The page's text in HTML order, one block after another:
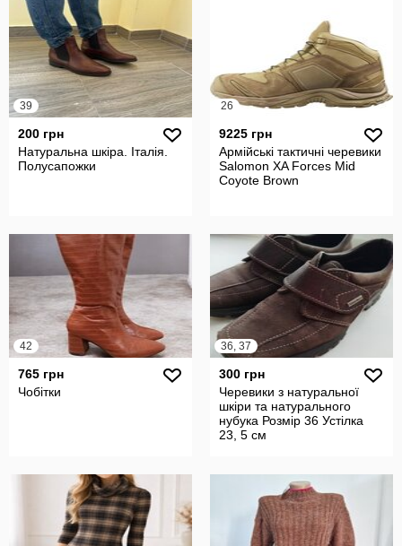
39
200 грн
Натуральна шкіра. Італія.
Полусапожки
26
9225 грн
Армійські тактичні черевики
Salomon XA Forces Mid
Coyote Brown
42
765 грн
Чобітки
36, 37
300 грн
Черевики з натуральної
шкіри та натурального
нубука Розмір 36 Устілка
23, 5 см